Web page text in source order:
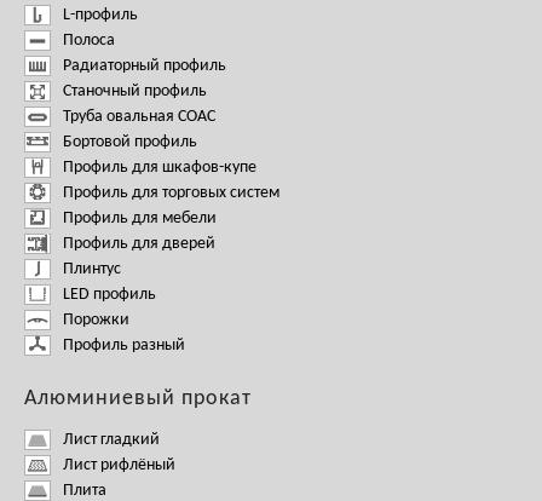
L-профиль
Полоса
Радиаторный профиль
Станочный профиль
Труба овальная СОАС
Бортовой профиль
Профиль для шкафов-купе
Профиль для торговых систем
Профиль для мебели
Профиль для дверей
Плинтус
LED профиль
Порожки
Профиль разный
Алюминиевый прокат
Лист гладкий
Лист рифлёный
Плита